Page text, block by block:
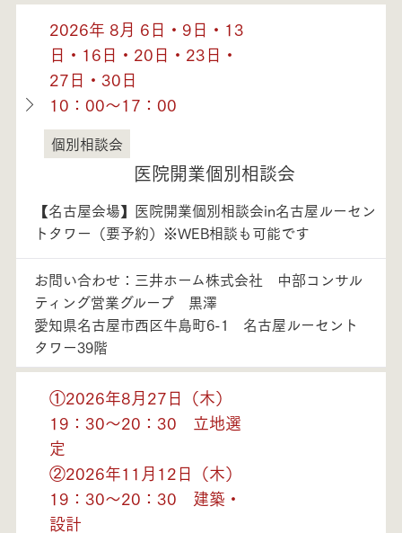
2026年 8月 6日・9日・13
日・16日・20日・23日・
27日・30日
10：00～17：00
愛知県
個別相談会
医院開業個別相談会
【名古屋会場】医院開業個別相談会in名古屋ルーセン
トタワー（要予約）※WEB相談も可能です
お問い合わせ：三井ホーム株式会社 中部コンサル
ティング営業グループ 黒澤
愛知県名古屋市西区牛島町6-1 名古屋ルーセント
タワー39階
①2026年8月27日（木）
19：30～20：30 立地選
定
②2026年11月12日（木）
19：30～20：30 建築・
設計